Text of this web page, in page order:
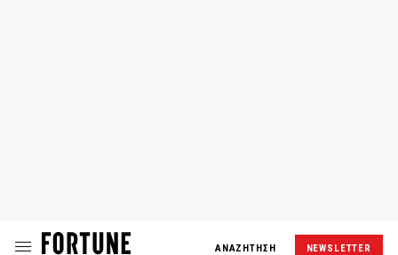
ΑΝΑΖΗΤΗΣΗ NEWSLETTER